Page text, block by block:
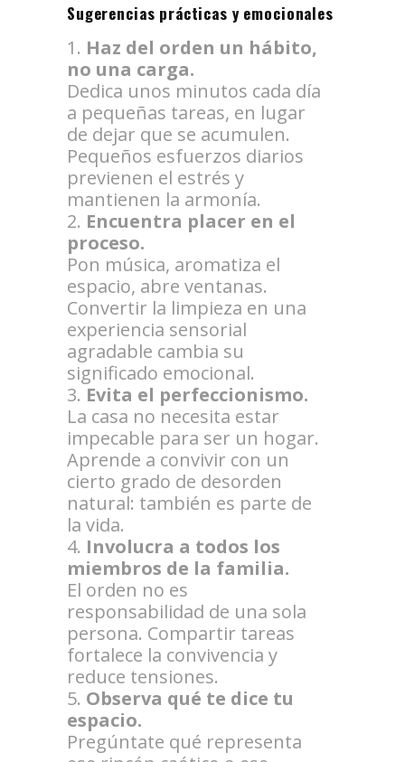
Sugerencias prácticas y emocionales
Haz del orden un hábito,
no una carga.
Dedica unos minutos cada día
a pequeñas tareas, en lugar
de dejar que se acumulen.
Pequeños esfuerzos diarios
previenen el estrés y
mantienen la armonía.
Encuentra placer en el
proceso.
Pon música, aromatiza el
espacio, abre ventanas.
Convertir la limpieza en una
experiencia sensorial
agradable cambia su
significado emocional.
Evita el perfeccionismo.
La casa no necesita estar
impecable para ser un hogar.
Aprende a convivir con un
cierto grado de desorden
natural: también es parte de
la vida.
Involucra a todos los
miembros de la familia.
El orden no es
responsabilidad de una sola
persona. Compartir tareas
fortalece la convivencia y
reduce tensiones.
Observa qué te dice tu
espacio.
Pregúntate qué representa